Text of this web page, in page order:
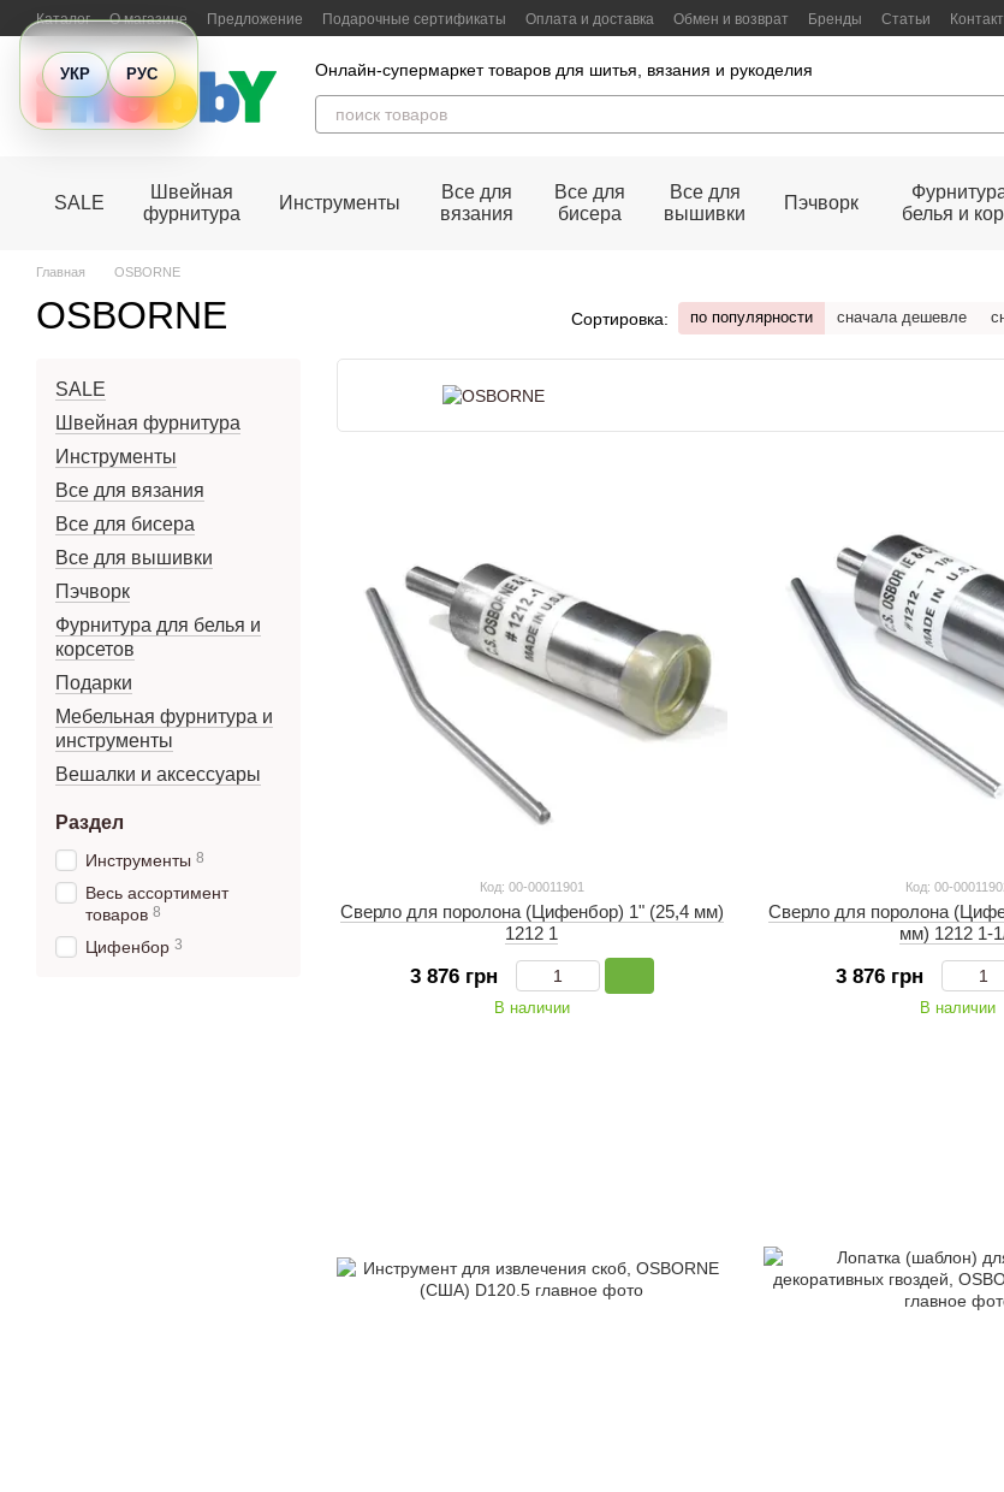
УКР РУС
Перейти к основному контенту
Каталог О магазине Предложение Подарочные сертификаты Оплата и доставка Обмен и возврат Бренды Статьи
Онлайн-супермаркет товаров для шитья, вязания и рукоделия
SALE
Швейная
фурнитура
Инструменты
Все для
вязания
Все для
бисера
Все для
вышивки
Пэчворк
белья и
Главная OSBORNE
OSBORNE Сортировка: по популярности сначала дешевле
Код: 00-00011901
Сверло для поролона (Цифенбор) 1" (25,4 мм)
1212 1
3 876 грн
В наличии
Код: 00-
Сверло для поролона
мм) 1212 1-
3 876 грн
В наличии
SALE
Швейная фурнитура
Инструменты
Все для вязания
Все для бисера
Все для вышивки
Пэчворк
Фурнитура для белья и
корсетов
Подарки
Мебельная фурнитура и
инструменты
Вешалки и аксессуары
Раздел
Инструменты 8
Весь ассортимент
товаров 8
Цифенбор 3